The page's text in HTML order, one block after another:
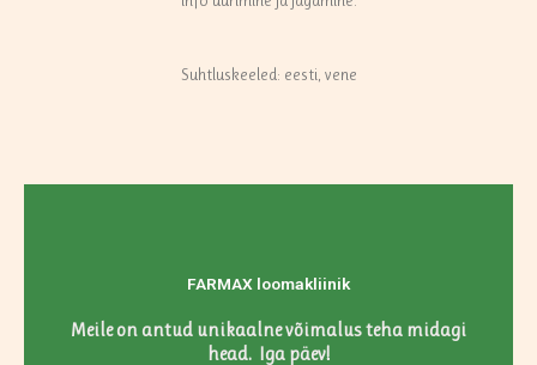
Suhtluskeeled: eesti, vene
FARMAX loomakliinik
Meile on antud unikaalne võimalus teha midagi
head. Iga päev!